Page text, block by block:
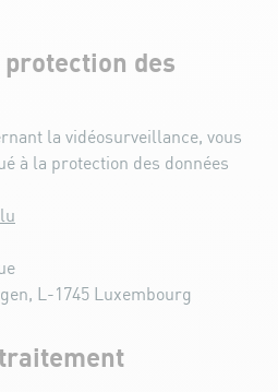
des
la vidéosurveillance, vous
à la protection des données
L-1745 Luxembourg